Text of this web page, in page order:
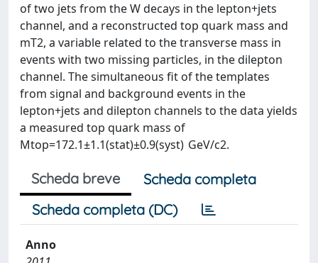
of two jets from the W decays in the lepton+jets
channel, and a reconstructed top quark mass and
mT2, a variable related to the transverse mass in
events with two missing particles, in the dilepton
channel. The simultaneous fit of the templates
from signal and background events in the
lepton+jets and dilepton channels to the data yields
a measured top quark mass of
Mtop=172.1±1.1(stat)±0.9(syst) GeV/c2.
Scheda breve
Scheda completa
Scheda completa (DC)
Anno